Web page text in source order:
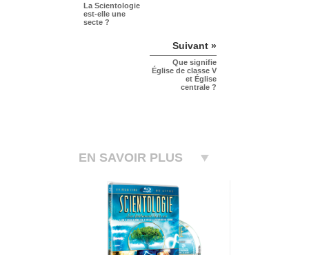
La Scientologie
est-elle une
secte ?
Suivant »
Que signifie
Église de classe V
et Église
centrale ?
EN SAVOIR PLUS